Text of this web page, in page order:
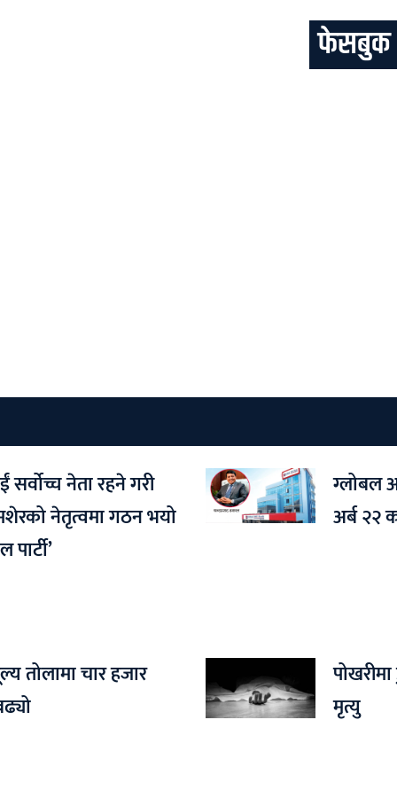
फेसबुक
सर्वोच्च नेता रहने गरी
नेतृत्वमा गठन भयो
ग्लोबल
अर्ब २२
तोलामा चार हजार
मृत्यु